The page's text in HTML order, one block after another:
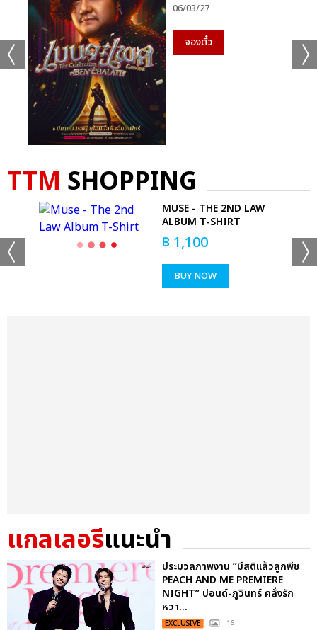
06/03/27
จองตั๋ว
TTM SHOPPING
MUSE - THE 2ND LAW
ALBUM T-SHIRT
฿ 1,100
BUY NOW
แกลเลอรีแนะนำ
ประมวลภาพงาน “มีสติแล้วลูกพีช
PEACH AND ME PREMIERE
NIGHT” ปอนด์-ภูวินทร์ คลั่งรัก
หวา...
EXCLUSIVE : 16